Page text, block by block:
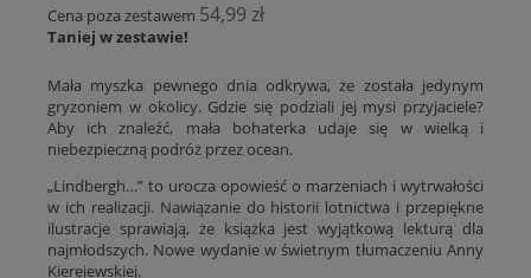
Cena poza zestawem 54,99 zł
Taniej w zestawie!
Mała myszka pewnego dnia odkrywa, że została jedynym
gryzoniem w okolicy. Gdzie się podziali jej mysi przyjaciele?
Aby ich znaleźć, mała bohaterka udaje się w wielką i
niebezpieczną podróż przez ocean.
„Lindbergh…” to urocza opowieść o marzeniach i wytrwałości
w ich realizacji. Nawiązanie do historii lotnictwa i przepiękne
ilustracje sprawiają, że książka jest wyjątkową lekturą dla
najmłodszych. Nowe wydanie w świetnym tłumaczeniu Anny
Kierejewskiej.